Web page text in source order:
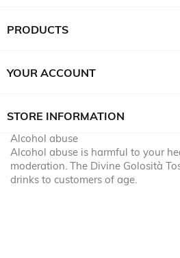
PRODUCTS
YOUR ACCOUNT
STORE INFORMATION
Alcohol abuse
Alcohol abuse is harmful to your
moderation. The Divine Golosità
drinks to customers of age.